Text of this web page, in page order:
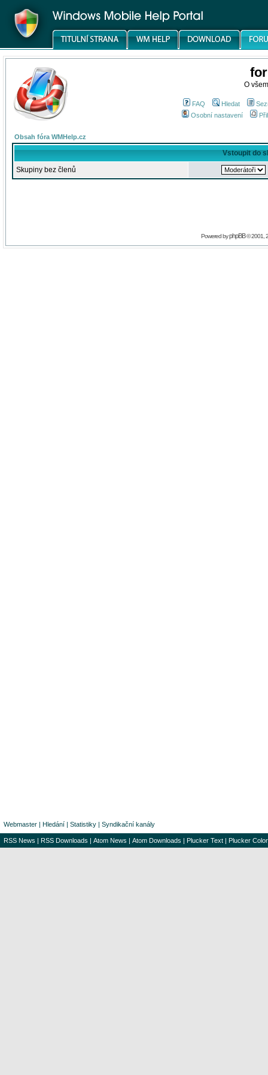
O
FAQ Hledat
Osobní nastavení
Obsah fóra WMHelp.cz
Vstoupit do
Skupiny bez členů
Powered byphpBB© 2001,
Webmaster | Hledání | Statistiky | Syndikační kanály
RSS News | RSS Downloads | Atom News | Atom Downloads | Plucker Text | Plucker Color